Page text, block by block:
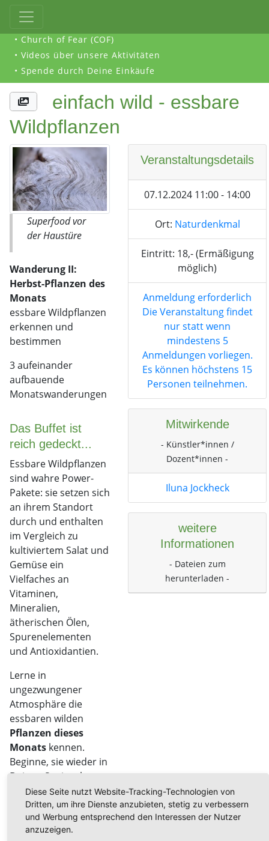
• Church of Fear (COF)
• Videos über unsere Aktivitäten
• Spende durch Deine Einkäufe
einfach wild - essbare
Wildpflanzen
Superfood vor
der Haustüre
Wanderung II:
Herbst-Pflanzen des
Monats
essbare Wildpflanzen
erkennen und
bestimmen
3 aufeinander
aufbauende
Monatswanderungen
Das Buffet ist
reich gedeckt...
Essbare Wildpflanzen
sind wahre Power-
Pakete: sie setzen sich
an ihrem Standort
durch und enthalten
im Vergleich zu
kultiviertem Salat und
Gemüse ein
Vielfaches an
Vitaminen,
Mineralien,
ätherischen Ölen,
Spurenelementen
und Antioxidantien.
Lerne in
ungezwungener
Atmosphäre die
essbaren wilden
Pflanzen dieses
Monats kennen.
Beginne, sie wieder in
Deinen Speiseplan zu
integrieren, so wie es
für Menschen
Jahrtausende lang
war und wie es
Veranstaltungsdetails
07.12.2024 11:00 - 14:00
Ort: Naturdenkmal
Eintritt: 18,- (Ermäßigung
möglich)
Anmeldung erforderlich
Die Veranstaltung findet
nur statt wenn
mindestens 5
Anmeldungen vorliegen.
Es können höchstens 15
Personen teilnehmen.
Mitwirkende
- Künstler*innen /
Dozent*innen -
Iluna Jockheck
weitere
Informationen
- Dateien zum
herunterladen -
Diese Seite nutzt Website-Tracking-Technologien von
Dritten, um ihre Dienste anzubieten, stetig zu verbessern
und Werbung entsprechend den Interessen der Nutzer
anzuzeigen.